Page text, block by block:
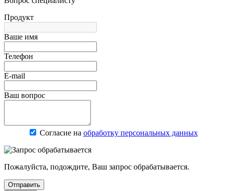
Продукт
Ваше имя
Телефон
E-mail
Ваш вопрос
Согласие на обработку персональных данных
Пожалуйста, подождите, Ваш запрос обрабатывается.
Отправить